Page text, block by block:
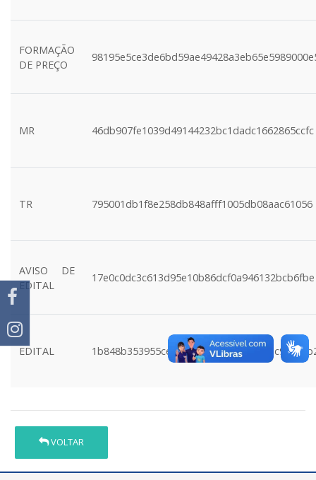
FORMAÇÃO
DE PREÇO
MR 46db907fe1039d49144232bc1dadc1662865ccfc
TR 795001db1f8e258db848afff1005db08aac61056
AVISO DE
EDITAL
17e0c0dc3c613d95e10b86dcf0a946132bcb6fbe
EDITAL
VOLTAR